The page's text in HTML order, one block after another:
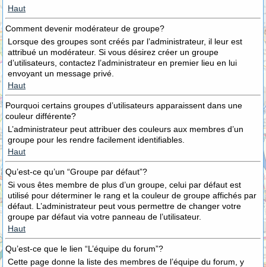
Haut
Comment devenir modérateur de groupe?
Lorsque des groupes sont créés par l’administrateur, il leur est
attribué un modérateur. Si vous désirez créer un groupe
d’utilisateurs, contactez l’administrateur en premier lieu en lui
envoyant un message privé.
Haut
Pourquoi certains groupes d’utilisateurs apparaissent dans une
couleur différente?
L’administrateur peut attribuer des couleurs aux membres d’un
groupe pour les rendre facilement identifiables.
Haut
Qu’est-ce qu’un “Groupe par défaut”?
Si vous êtes membre de plus d’un groupe, celui par défaut est
utilisé pour déterminer le rang et la couleur de groupe affichés par
défaut. L’administrateur peut vous permettre de changer votre
groupe par défaut via votre panneau de l’utilisateur.
Haut
Qu’est-ce que le lien “L’équipe du forum”?
Cette page donne la liste des membres de l’équipe du forum, y